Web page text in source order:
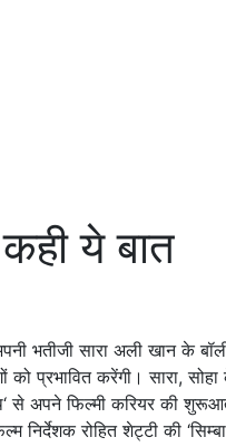
ये बात
भतीजी सारा अली खान के
को प्रभावित करेंगी। सारा,
से अपने फिल्मी करियर की
निर्देशक रोहित शेट्टी की